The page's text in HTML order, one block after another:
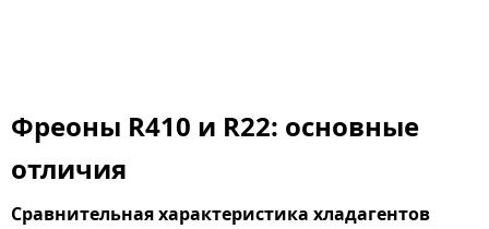
Фреоны R410 и R22: основные
отличия
Сравнительная характеристика хладагентов